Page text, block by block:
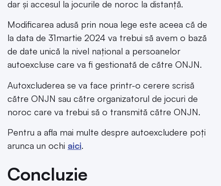
dar și accesul la jocurile de noroc la distanță.
Modificarea adusă prin noua lege este aceea că de
la data de 31martie 2024 va trebui să avem o bază
de date unică la nivel național a persoanelor
autoexcluse care va fi gestionată de către ONJN.
Autoxcluderea se va face printr-o cerere scrisă
către ONJN sau către organizatorul de jocuri de
noroc care va trebui să o transmită către ONJN.
Pentru a afla mai multe despre autoexcludere poți
arunca un ochi aici.
Concluzie